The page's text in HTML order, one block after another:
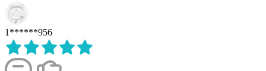
1******956